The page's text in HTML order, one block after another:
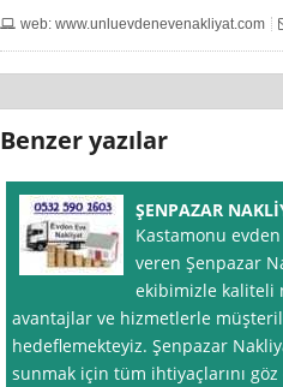
web: www.unluevdenevenakliyat.com
Benzer yazılar
ŞENPAZAR
Kastamonu
veren Şenpazar
ekibimizle kaliteli
avantajlar ve hizmetlerle
hedeflemekteyiz. Şenpazar
sunmak için tüm ihtiyaçlarını